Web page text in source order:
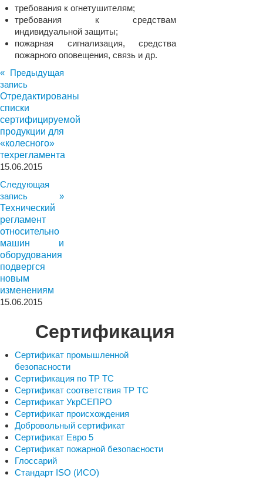
требования к огнетушителям;
требования к средствам
индивидуальной защиты;
пожарная сигнализация, средства
пожарного оповещения, связь и др.
« Предыдущая
запись
Отредактированы
списки
сертифицируемой
продукции для
«колесного»
техрегламента
15.06.2015
Следующая
запись »
Технический
регламент
относительно
машин и
оборудования
подвергся
новым
изменениям
15.06.2015
Сертификация
Сертификат промышленной
безопасности
Сертификация по ТР ТС
Сертификат соответствия ТР ТС
Сертификат УкрСЕПРО
Сертификат происхождения
Добровольный сертификат
Сертификат Евро 5
Сертификат пожарной безопасности
Глоссарий
Стандарт ISO (ИСО)